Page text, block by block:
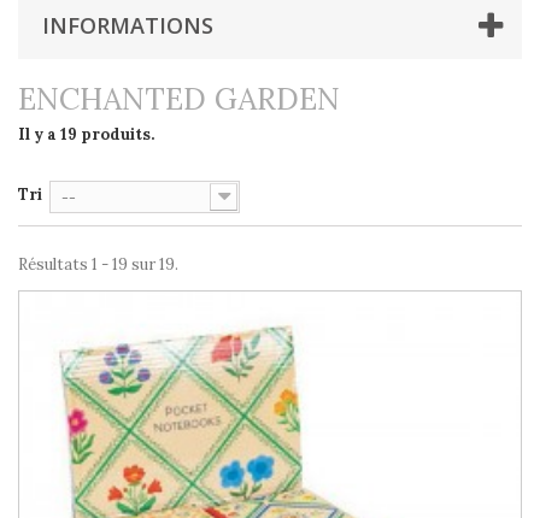
INFORMATIONS
ENCHANTED GARDEN
Il y a 19 produits.
Tri --
Résultats 1 - 19 sur 19.